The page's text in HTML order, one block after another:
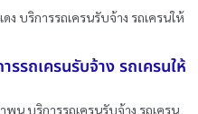
ง บริการรถเครนรับจ้าง รถเครนให้
รถเครนรับจ้าง รถเครนให้
พูน บริการรถเครนรับจ้าง รถเครน